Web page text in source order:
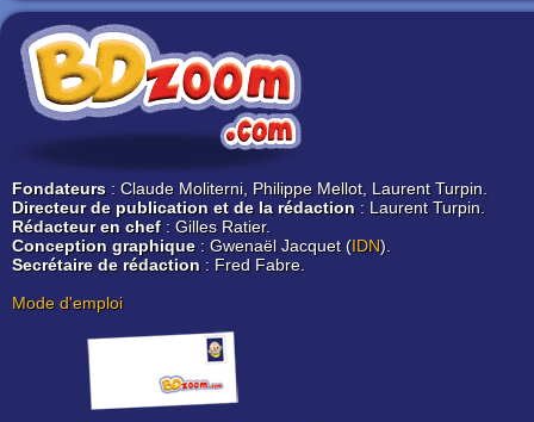
Fondateurs : Claude Moliterni, Philippe Mellot, Laurent Turpin.
Directeur de publication et de la rédaction : Laurent Turpin.
Rédacteur en chef: Gilles Ratier.
Conception graphique: Gwenaël Jacquet (IDN).
Secrétaire de rédaction : Fred Fabre.
Mode d'emploi